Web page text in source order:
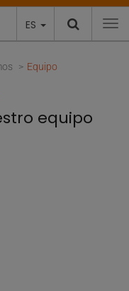
ES
Equipo
equipo